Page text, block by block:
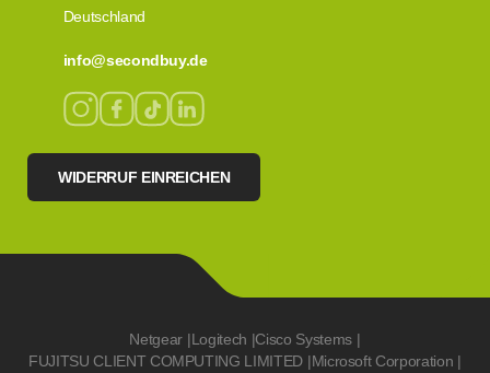
Deutschland
info@secondbuy.de
WIDERRUF EINREICHEN
Netgear |Logitech |Cisco Systems |
FUJITSU CLIENT COMPUTING LIMITED |Microsoft Corporation |